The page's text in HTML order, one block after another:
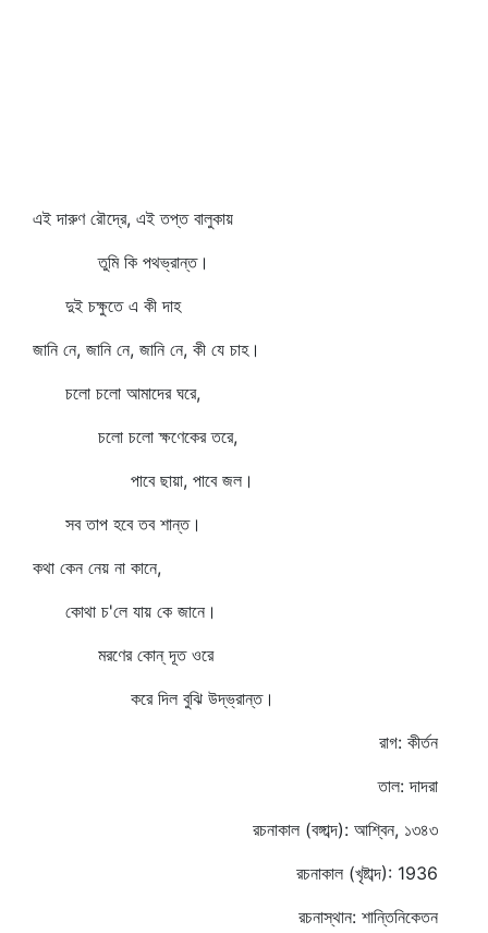
এই দারুণ রৌদ্রে, এই তপ্ত বালুকায়
তুমি কি পথভ্রান্ত।
দুই চক্ষুতে এ কী দাহ
জানি নে, জানি নে, জানি নে, কী যে চাহ।
চলো চলো আমাদের ঘরে,
চলো চলো ক্ষণেকের তরে,
পাবে ছায়া, পাবে জল।
সব তাপ হবে তব শান্ত।
কথা কেন নেয় না কানে,
কোথা চ'লে যায় কে জানে।
মরণের কোন্‌ দূত ওরে
করে দিল বুঝি উদ্‌ভ্রান্ত।
রাগ: কীর্তন
তাল: দাদরা
রচনাকাল (বঙ্গাব্দ): আশ্বিন, ১৩৪৩
রচনাকাল (খৃষ্টাব্দ): 1936
রচনাস্থান: শান্তিনিকেতন